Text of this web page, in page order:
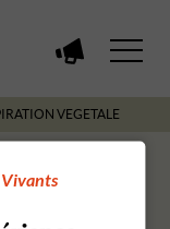
les
manifestations
VEGETALE
Vivants